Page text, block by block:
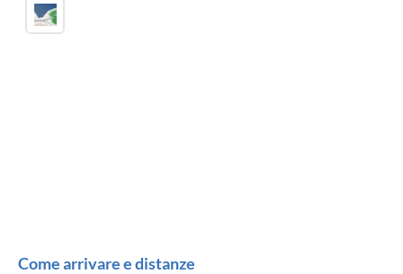
Come arrivare e distanze